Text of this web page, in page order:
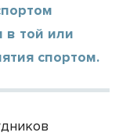
в той или
спортом.